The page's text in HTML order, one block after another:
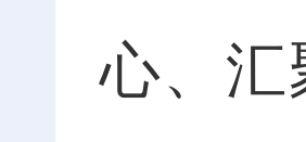
心、汇